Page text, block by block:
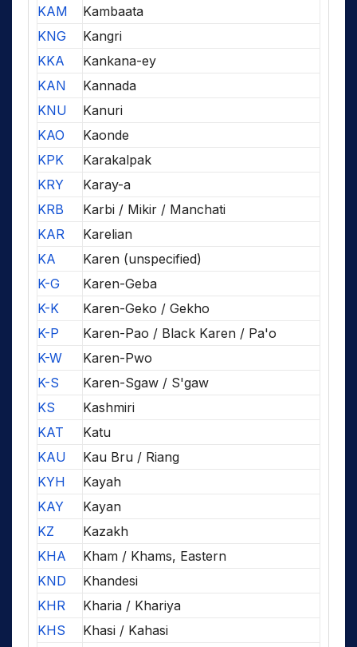
KAM
Kambaata
KNG
Kangri
KKA
Kankana-ey
KAN
Kannada
KNU
Kanuri
KAO
Kaonde
KPK
Karakalpak
KRY
Karay-a
KRB
Karbi / Mikir / Manchati
KAR
Karelian
KA
Karen (unspecified)
K-G
Karen-Geba
K-K
Karen-Geko / Gekho
K-P
Karen-Pao / Black Karen / Pa'o
K-W
Karen-Pwo
K-S
Karen-Sgaw / S'gaw
KS
Kashmiri
KAT
Katu
KAU
Kau Bru / Riang
KYH
Kayah
KAY
Kayan
KZ
Kazakh
KHA
Kham / Khams, Eastern
KND
Khandesi
KHR
Kharia / Khariya
KHS
Khasi / Kahasi